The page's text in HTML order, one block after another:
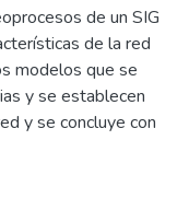
de un SIG
de la red
modelos que se
y se establecen
y se concluye con